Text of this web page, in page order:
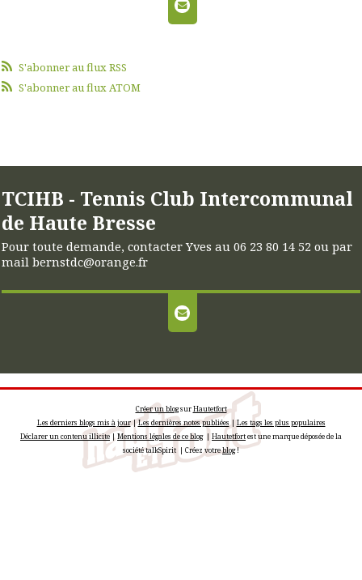
S'abonner au flux RSS
S'abonner au flux ATOM
TCIHB - Tennis Club Intercommunal
de Haute Bresse
Pour toute demande, contacter Yves au 06 23 80 14 52 ou par
mail bernstdc@orange.fr
Créer un blogsurHautetfort
Les derniers blogs mis à jour|Les dernières notes publiées |Les tags les plus populaires
Déclarer un contenu illicite|Mentions légales de ce blog| Hautetfortest une marque déposée de la
société talkSpirit | Créez votreblog!